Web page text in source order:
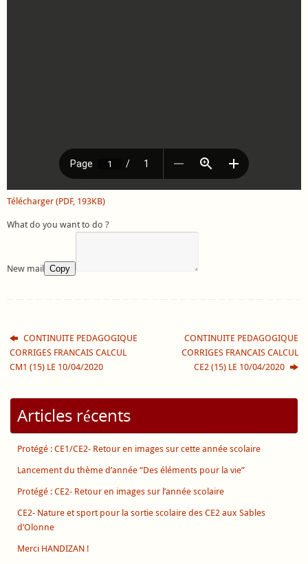
Télécharger (PDF, 193KB)
What do you want to do ?
New mail Copy
CONTINUITE PEDAGOGIQUE
CORRIGES FRANCAIS CALCUL
CM1 (15) LE 10/04/2020
CONTINUITE PEDAGOGIQUE
CORRIGES FRANCAIS CALCUL
CE2 (15) LE 10/04/2020
Articles récents
Protégé : CE1/CE2- Retour en images sur cette année scolaire
Lancement du thème d’année “Des éléments pour la vie”
Protégé : CE2- Retour en images sur l’année scolaire
CE2- Nature et sport pour la sortie scolaire des CE2 aux Sables
d’Olonne
Merci HANDIZAN !